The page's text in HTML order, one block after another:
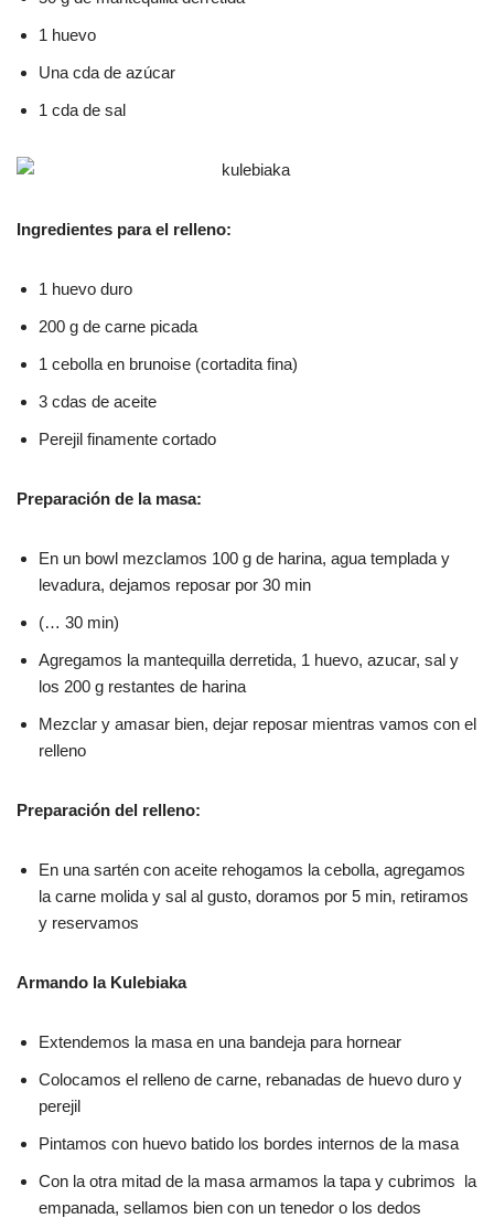
1 huevo
Una cda de azúcar
1 cda de sal
Ingredientes para el relleno:
1 huevo duro
200 g de carne picada
1 cebolla en brunoise (cortadita fina)
3 cdas de aceite
Perejil finamente cortado
Preparación de la masa:
En un bowl mezclamos 100 g de harina, agua templada y
levadura, dejamos reposar por 30 min
(… 30 min)
Agregamos la mantequilla derretida, 1 huevo, azucar, sal y
los 200 g restantes de harina
Mezclar y amasar bien, dejar reposar mientras vamos con el
relleno
Preparación del relleno:
En una sartén con aceite rehogamos la cebolla, agregamos
la carne molida y sal al gusto, doramos por 5 min, retiramos
y reservamos
Armando la Kulebiaka
Extendemos la masa en una bandeja para hornear
Colocamos el relleno de carne, rebanadas de huevo duro y
perejil
Pintamos con huevo batido los bordes internos de la masa
Con la otra mitad de la masa armamos la tapa y cubrimos la
empanada, sellamos bien con un tenedor o los dedos